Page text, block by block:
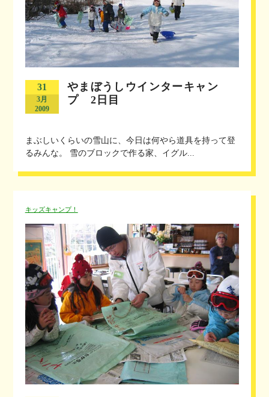
31
3月
2009
やまぼうしウインターキャン
プ 2日目
まぶしいくらいの雪山に、今日は何やら道具を持って登
るみんな。 雪のブロックで作る家、イグル...
キッズキャンプ！